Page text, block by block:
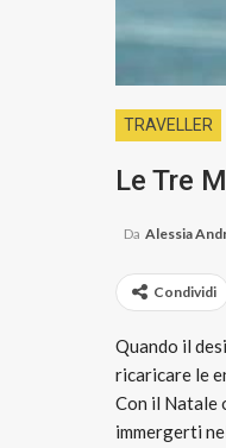
TRAVELLER
Le Tre
Da Alessia
Condividi
Quando il
ricaricare le
Con il Natale
immergerti